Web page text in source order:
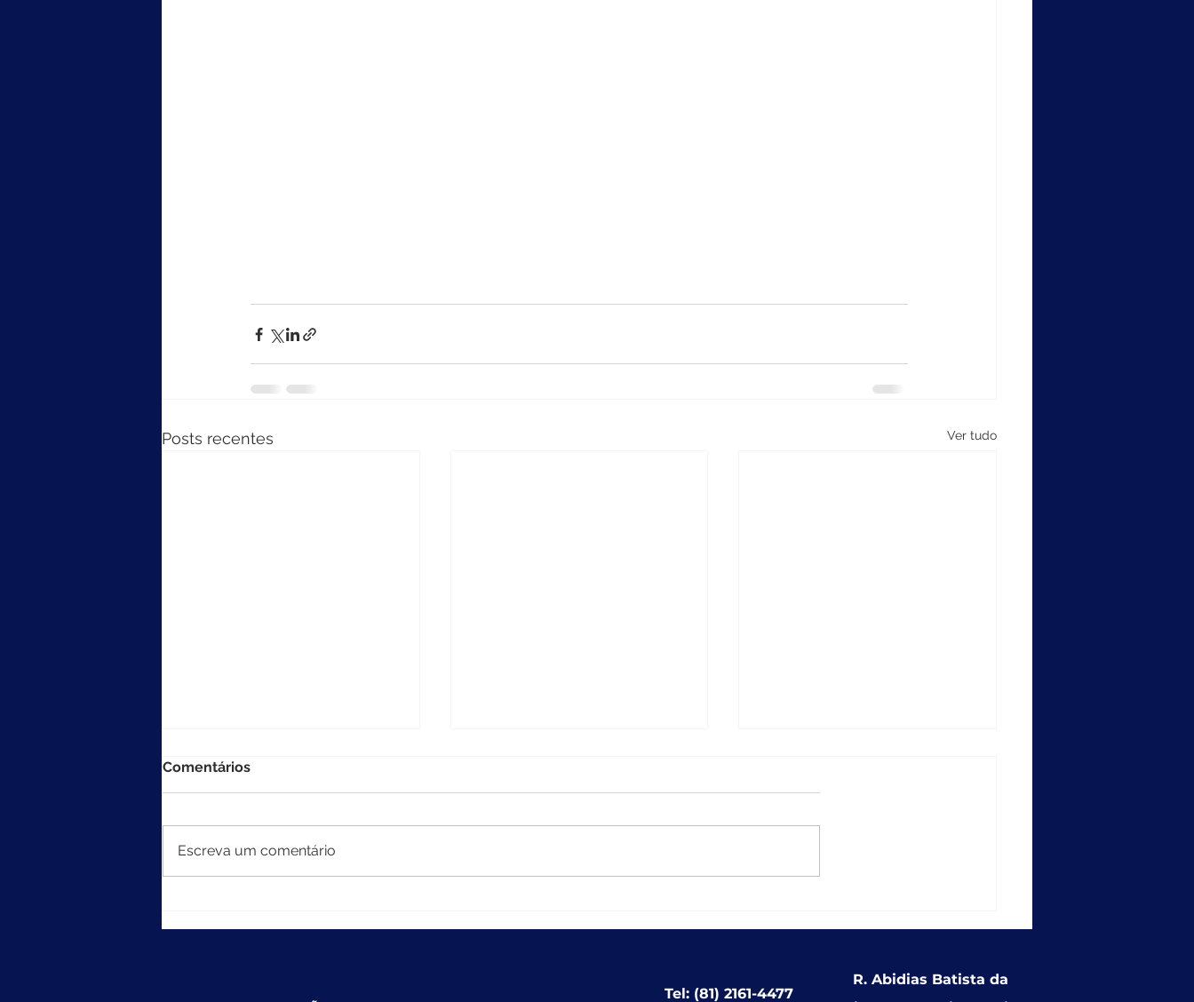
Posts recentes Ver tudo
inclusiva nas redes
municipais
Comentários
Escreva um comentário
Tel: (81) 2161-4477
R. Abidias Batista da